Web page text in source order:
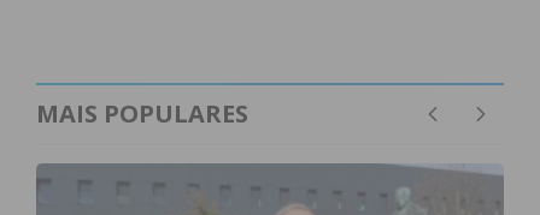
MAIS POPULARES